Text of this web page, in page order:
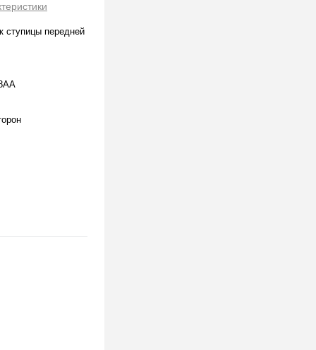
ступицы передней